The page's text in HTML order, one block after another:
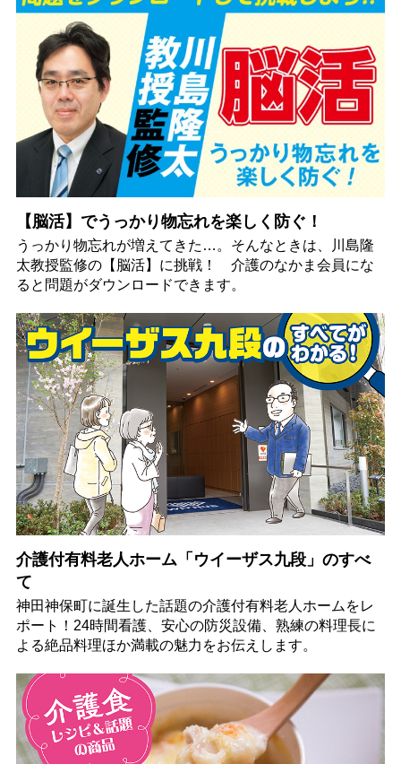
【脳活】でうっかり物忘れを楽しく防ぐ！
うっかり物忘れが増えてきた…。そんなときは、川島隆
太教授監修の【脳活】に挑戦！ 介護のなかま会員にな
ると問題がダウンロードできます。
介護付有料老人ホーム「ウイーザス九段」のすべ
て
神田神保町に誕生した話題の介護付有料老人ホームをレ
ポート！24時間看護、安心の防災設備、熟練の料理長に
よる絶品料理ほか満載の魅力をお伝えします。